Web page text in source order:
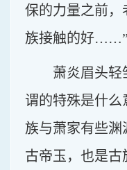
保的力量之前，
族接触的好……”
萧炎眉头轻
谓的特殊是什
族与萧家有些渊
古帝玉，也是